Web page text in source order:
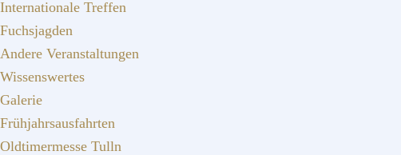
Internationale Treffen
Fuchsjagden
Andere Veranstaltungen
Wissenswertes
Galerie
Frühjahrsausfahrten
Oldtimermesse Tulln